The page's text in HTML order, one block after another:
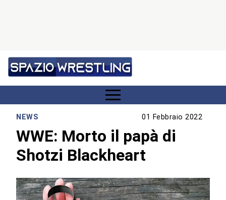
NEWS 01 Febbraio 2022
WWE: Morto il papà di
Shotzi Blackheart